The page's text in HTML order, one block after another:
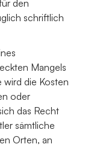
den
schriftlich
Mangels
wird die Kosten
oder
das Recht
sämtliche
Orten, an